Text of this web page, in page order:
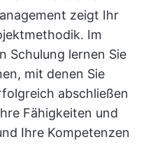
zeigt Ihr
Im
Schulung lernen Sie
mit denen Sie
abschließen
Fähigkeiten und
Ihre Kompetenzen